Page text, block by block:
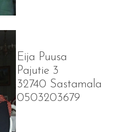
Eija Puusa
Pajutie 3
32740 Sastamala
0503203679